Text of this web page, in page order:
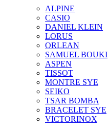
ALPINE
CASIO
DANIEL KLEIN
LORUS
ORLEAN
SAMUEL BOUKI
ASPEN
TISSOT
MONTRE SYE
SEIKO
TSAR BOMBA
BRACELET SYE
VICTORINOX